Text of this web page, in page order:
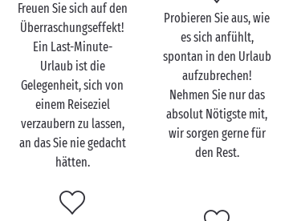
Freuen Sie sich auf den
Überraschungseffekt!
Ein Last-Minute-
Urlaub ist die
Gelegenheit, sich von
einem Reiseziel
verzaubern zu lassen,
an das Sie nie gedacht
hätten.
Probieren Sie aus, wie
es sich anfühlt,
spontan in den Urlaub
aufzubrechen!
Nehmen Sie nur das
absolut Nötigste mit,
wir sorgen gerne für
den Rest.